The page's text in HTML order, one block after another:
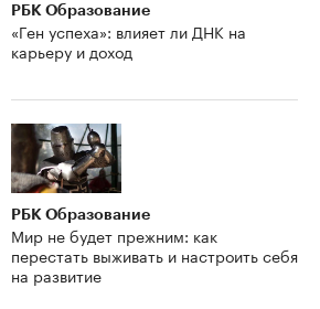
РБК Образование
«Ген успеха»: влияет ли ДНК на
карьеру и доход
РБК Образование
Мир не будет прежним: как
перестать выживать и настроить себя
на развитие